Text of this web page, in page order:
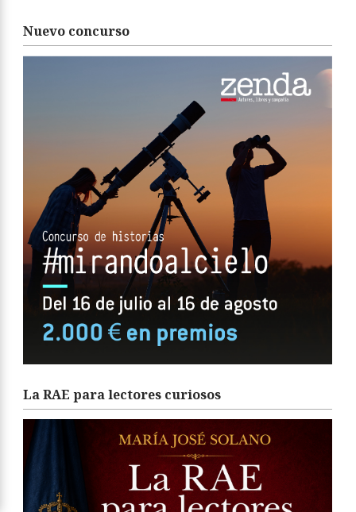
Nuevo concurso
La RAE para lectores curiosos